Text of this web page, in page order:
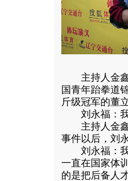
主持人金鑫
国青年跆拳道
斤级冠军的董
刘永福：我
主持人金鑫
事件以后，刘
刘永福：我
一直在国家体
的是把后备人